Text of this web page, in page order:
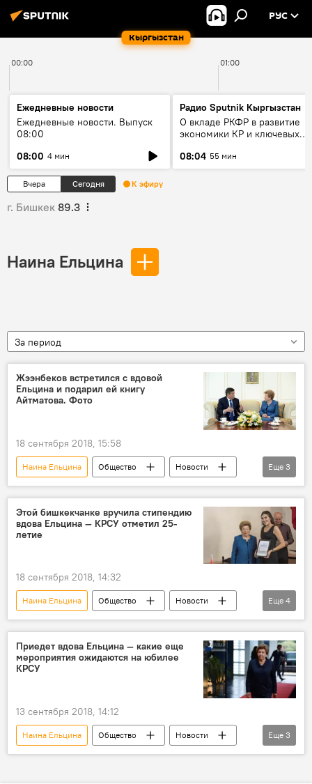
Кыргызстан
РУС
00:00 01:00
Ежедневные новости
Ежедневные новости. Выпуск
08:00
08:00 4 мин
Радио Sputnik Кыргызстан
О вкладе РКФР в развитие
экономики КР и ключевых
08:04 55 мин
Вчера Сегодня К эфиру
г. Бишкек 89.3
Наина Ельцина
За период
Жээнбеков встретился с вдовой
Ельцина и подарил ей книгу
Айтматова. Фото
18 сентября 2018, 15:58
Наина Ельцина Общество
Новости
Кыргызстан
Сооронбай Жээнбеков
встреча
Еще 3
Этой бишкекчанке вручила стипендию
вдова Ельцина — КРСУ отметил 25-
летие
18 сентября 2018, 14:32
Наина Ельцина Общество
Новости
Кыргызстан
КРСУ
вузы
стипендия
Еще 4
Приедет вдова Ельцина — какие еще
мероприятия ожидаются на юбилее
КРСУ
13 сентября 2018, 14:12
Наина Ельцина Общество
Новости
Кыргызстан
КРСУ мероприятия
Еще 3